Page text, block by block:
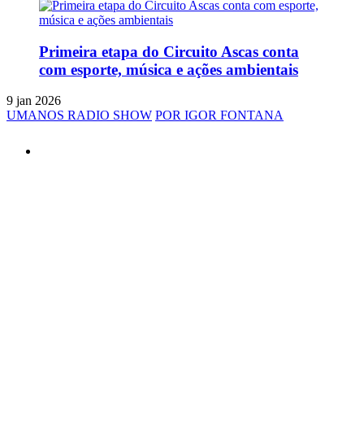
Primeira etapa do Circuito Ascas conta
com esporte, música e ações ambientais
9 jan 2026
UMANOS RADIO SHOW POR IGOR FONTANA